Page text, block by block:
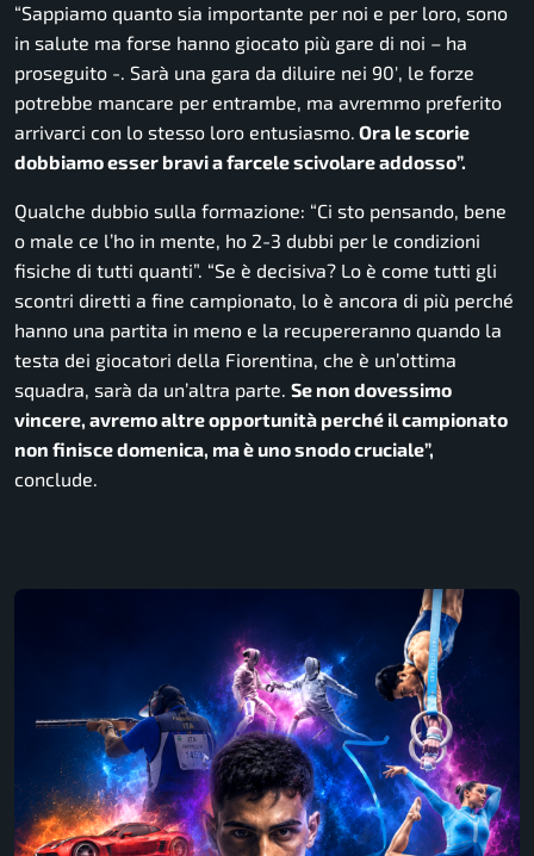
“Sappiamo quanto sia importante per noi e per loro, sono
in salute ma forse hanno giocato più gare di noi – ha
proseguito -. Sarà una gara da diluire nei 90′, le forze
potrebbe mancare per entrambe, ma avremmo preferito
arrivarci con lo stesso loro entusiasmo. Ora le scorie
dobbiamo esser bravi a farcele scivolare addosso”.
Qualche dubbio sulla formazione: “Ci sto pensando, bene
o male ce l’ho in mente, ho 2-3 dubbi per le condizioni
fisiche di tutti quanti”. “Se è decisiva? Lo è come tutti gli
scontri diretti a fine campionato, lo è ancora di più perché
hanno una partita in meno e la recupereranno quando la
testa dei giocatori della Fiorentina, che è un’ottima
squadra, sarà da un’altra parte. Se non dovessimo
vincere, avremo altre opportunità perché il campionato
non finisce domenica, ma è uno snodo cruciale”,
conclude.